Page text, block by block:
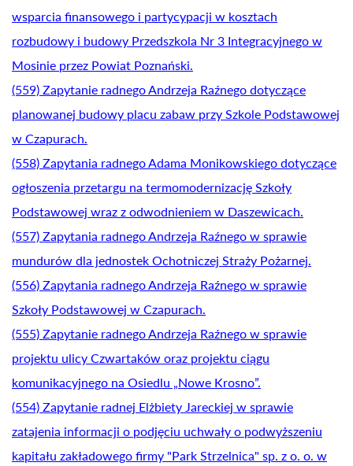
wsparcia finansowego i partycypacji w kosztach
rozbudowy i budowy Przedszkola Nr 3 Integracyjnego w
Mosinie przez Powiat Poznański.
(559) Zapytanie radnego Andrzeja Raźnego dotyczące
planowanej budowy placu zabaw przy Szkole Podstawowej
w Czapurach.
(558) Zapytania radnego Adama Monikowskiego dotyczące
ogłoszenia przetargu na termomodernizację Szkoły
Podstawowej wraz z odwodnieniem w Daszewicach.
(557) Zapytania radnego Andrzeja Raźnego w sprawie
mundurów dla jednostek Ochotniczej Straży Pożarnej.
(556) Zapytania radnego Andrzeja Raźnego w sprawie
Szkoły Podstawowej w Czapurach.
(555) Zapytanie radnego Andrzeja Raźnego w sprawie
projektu ulicy Czwartaków oraz projektu ciągu
komunikacyjnego na Osiedlu „Nowe Krosno”.
(554) Zapytanie radnej Elżbiety Jareckiej w sprawie
zatajenia informacji o podjęciu uchwały o podwyższeniu
kapitału zakładowego firmy "Park Strzelnica" sp. z o. o. w